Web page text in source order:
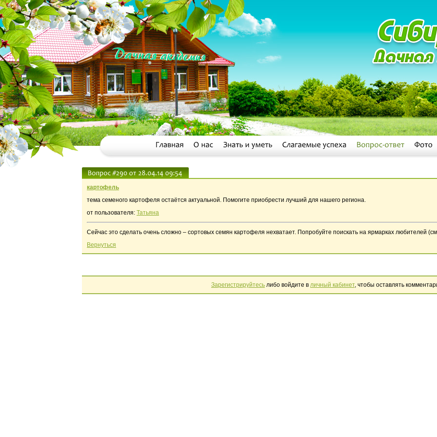
картофель
тема семеного картофеля остаётся актуальной. Помогите приобрести лучший для нашего региона.
от пользователя: Татьяна
Сейчас это сделать очень сложно – сортовых семян картофеля нехватает. Попробуйте поискать на ярмарках любителей
Вернуться
Зарегистрируйтесь либо войдите в личный кабинет, чтобы оставлять